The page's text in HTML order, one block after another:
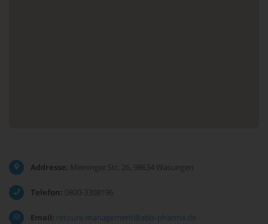
Addresse: Meininger Str. 26, 98634 Wasungen
Telefon: 0800-3308196
Email: retoure-management@abis-pharma.de